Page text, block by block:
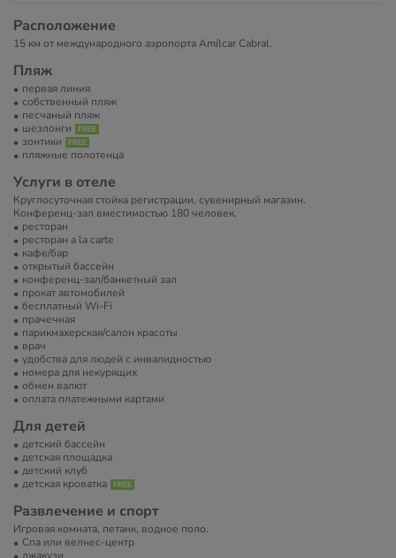
Расположение
15 км от международного аэропорта Amílcar Cabral.
Пляж
первая линия
собственный пляж
песчаный пляж
шезлонги
зонтики
пляжные полотенца
Услуги в отеле
Круглосуточная стойка регистрации, сувенирный магазин.
Конференц-зал вместимостью 180 человек.
ресторан
ресторан a la carte
кафе/бар
открытый бассейн
конференц-зал/банкетный зал
прокат автомобилей
бесплатный Wi-Fi
прачечная
парикмахерская/салон красоты
врач
удобства для людей с инвалидностью
номера для некурящих
обмен валют
оплата платежными картами
Для детей
детский бассейн
детская площадка
детский клуб
детская кроватка
Развлечение и спорт
Игровая комната, петанк, водное поло.
Спа или велнес-центр